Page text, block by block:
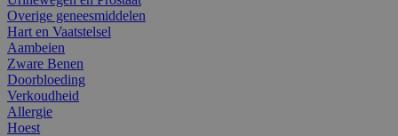
Overige geneesmiddelen
Hart en Vaatstelsel
Aambeien
Zware Benen
Doorbloeding
Verkoudheid
Allergie
Hoest